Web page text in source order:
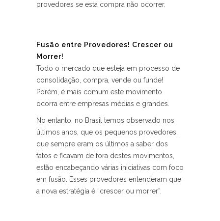
provedores se esta compra não ocorrer.
Fusão entre Provedores! Crescer ou
Morrer!
Todo o mercado que esteja em processo de
consolidação, compra, vende ou funde!
Porém, é mais comum este movimento
ocorra entre empresas médias e grandes.
No entanto, no Brasil temos observado nos
últimos anos, que os pequenos provedores,
que sempre eram os últimos a saber dos
fatos e ficavam de fora destes movimentos,
estão encabeçando várias iniciativas com foco
em fusão. Esses provedores entenderam que
a nova estratégia é “crescer ou morrer”.